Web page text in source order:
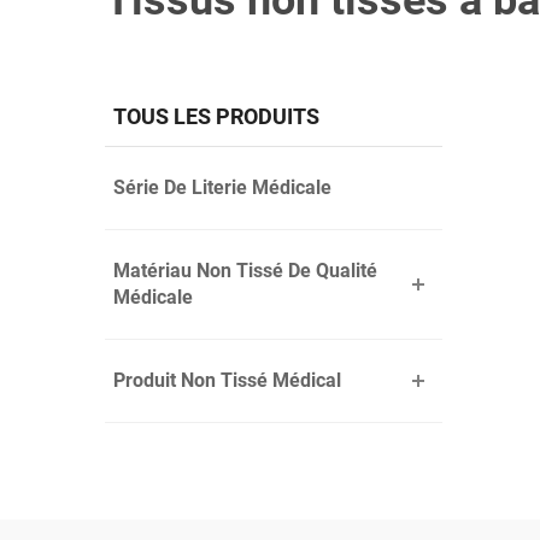
TOUS LES PRODUITS
Série De Literie Médicale
Matériau Non Tissé De Qualité
Médicale
Produit Non Tissé Médical